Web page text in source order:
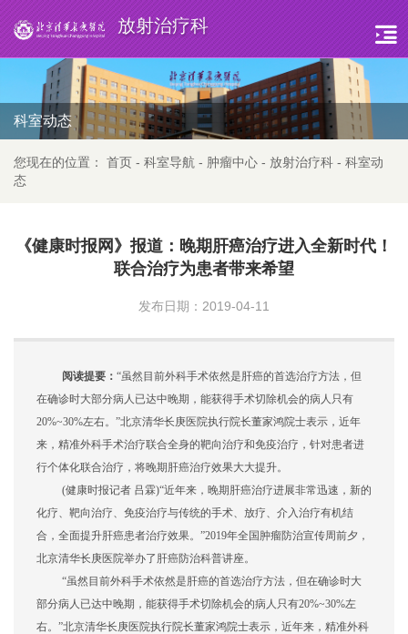
放射治疗科
科室动态
您现在的位置： 首页 - 科室导航 - 肿瘤中心 - 放射治疗科 - 科室动
态
《健康时报网》报道：晚期肝癌治疗进入全新时代！
联合治疗为患者带来希望
发布日期：2019-04-11
阅读提要： “虽然目前外科手术依然是肝癌的首选治疗方法，但
在确诊时大部分病人已达中晚期，能获得手术切除机会的病人只有
20%~30%左右。”北京清华长庚医院执行院长董家鸿院士表示，近年
来，精准外科手术治疗联合全身的靶向治疗和免疫治疗，针对患者进
行个体化联合治疗，将晚期肝癌治疗效果大大提升。
(健康时报记者 吕霖)“近年来，晚期肝癌治疗进展非常迅速，新的
化疗、靶向治疗、免疫治疗与传统的手术、放疗、介入治疗有机结
合，全面提升肝癌患者治疗效果。”2019年全国肿瘤防治宣传周前夕，
北京清华长庚医院举办了肝癌防治科普讲座。
“虽然目前外科手术依然是肝癌的首选治疗方法，但在确诊时大
部分病人已达中晚期，能获得手术切除机会的病人只有20%~30%左
右。”北京清华长庚医院执行院长董家鸿院士表示，近年来，精准外科